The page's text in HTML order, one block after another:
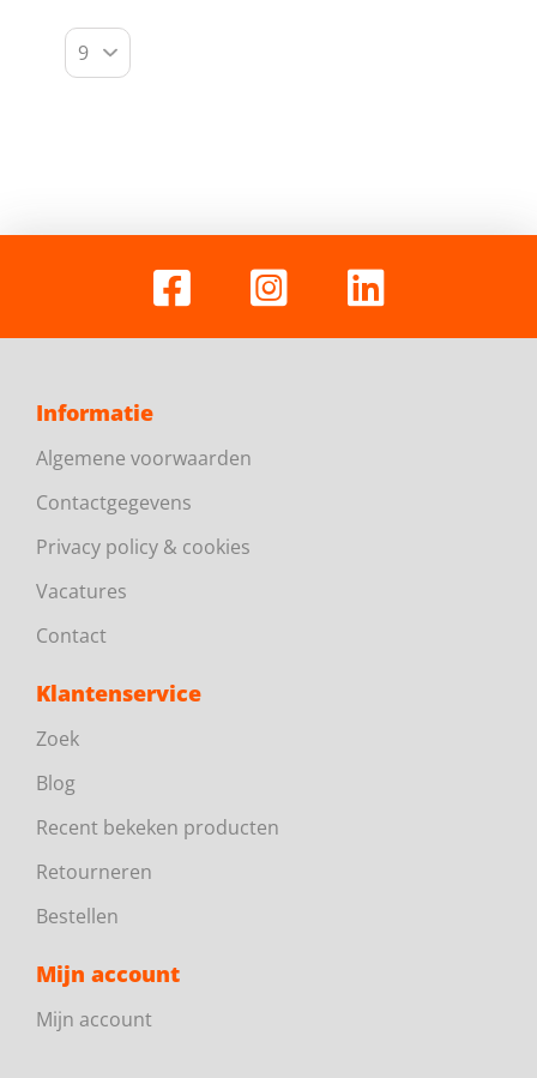
Informatie
Algemene voorwaarden
Contactgegevens
Privacy policy & cookies
Vacatures
Contact
Klantenservice
Zoek
Blog
Recent bekeken producten
Retourneren
Bestellen
Mijn account
Mijn account